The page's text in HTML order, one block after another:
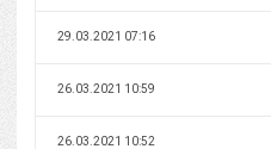
29.03.2021 07:16
26.03.2021 10:59
26.03.2021 10:52